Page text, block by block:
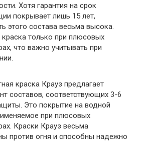
Хотя гарантия на срок
покрывает лишь 15 лет,
этого состава весьма высока.
краска только при плюсовых
что важно учитывать при
краска Крауз предлагает
составов, соответствующих 3-6
Это покрытие на водной
при плюсовых
Краски Крауз весьма
против огня и способны надежно